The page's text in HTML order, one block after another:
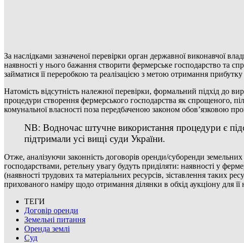
За наслідками зазначеної перевірки орган державної виконавчої
наявності у нього бажання створити фермерське господарство та
займатися її переробкою та реалізацією з метою отримання
Натомість відсутність належної перевірки, формальний підхід до
процедури створення фермерського господарства як спрощеного,
комунальної власності поза передбаченою законом обов’язковою
NB: Водночас штучне використання процедури є
підтримали усі вищі суди України.
Отже, аналізуючи законність договорів оренди/суборенди
господарствами, ретельну увагу будуть приділяти: наявності у
(наявності трудових та матеріальних ресурсів, зіставлення таких
прихованого наміру щодо отримання ділянки в обхід аукціону для
ТЕГИ
Договір оренди
Земельні питання
Оренда землі
Суд